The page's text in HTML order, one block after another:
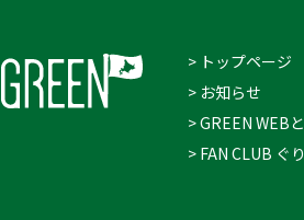
> トップページ
> お知らせ
> GREEN WEB
> FAN CLUB ぐ